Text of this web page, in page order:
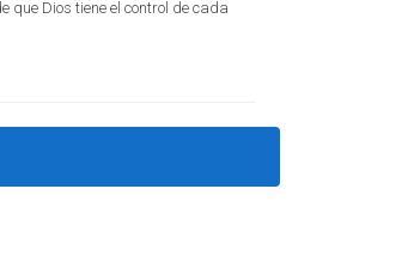
actual sino también
todos los gastos
Dios tiene el control de cada